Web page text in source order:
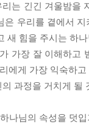
는 긴긴 겨울밤을
은 우리를 곁에서
새 힘을 주시는 하
가장 잘 이해하
에게 가장 익숙하
과정을 거치게 될
나님의 속성을 덧